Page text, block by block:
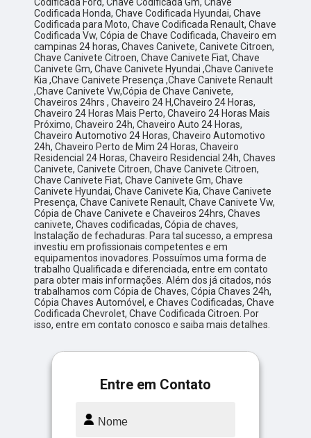
Codificada Ford, Chave Codificada Gm, Chave
Codificada Honda, Chave Codificada Hyundai, Chave
Codificada para Moto, Chave Codificada Renault, Chave
Codificada Vw, Cópia de Chave Codificada, Chaveiro em
campinas 24 horas, Chaves Canivete, Canivete Citroen,
Chave Canivete Citroen, Chave Canivete Fiat, Chave
Canivete Gm, Chave Canivete Hyundai ,Chave Canivete
Kia ,Chave Canivete Presença ,Chave Canivete Renault
,Chave Canivete Vw,Cópia de Chave Canivete,
Chaveiros 24hrs , Chaveiro 24 H,Chaveiro 24 Horas,
Chaveiro 24 Horas Mais Perto, Chaveiro 24 Horas Mais
Próximo, Chaveiro 24h, Chaveiro Auto 24 Horas,
Chaveiro Automotivo 24 Horas, Chaveiro Automotivo
24h, Chaveiro Perto de Mim 24 Horas, Chaveiro
Residencial 24 Horas, Chaveiro Residencial 24h, Chaves
Canivete, Canivete Citroen, Chave Canivete Citroen,
Chave Canivete Fiat, Chave Canivete Gm, Chave
Canivete Hyundai, Chave Canivete Kia, Chave Canivete
Presença, Chave Canivete Renault, Chave Canivete Vw,
Cópia de Chave Canivete e Chaveiros 24hrs, Chaves
canivete, Chaves codificadas, Cópia de chaves,
Instalação de fechaduras. Para tal sucesso, a empresa
investiu em profissionais competentes e em
equipamentos inovadores. Possuímos uma forma de
trabalho Qualificada e diferenciada, entre em contato
para obter mais informações. Além dos já citados, nós
trabalhamos com Cópia de Chaves, Cópia Chaves 24h,
Cópia Chaves Automóvel, e Chaves Codificadas, Chave
Codificada Chevrolet, Chave Codificada Citroen. Por
isso, entre em contato conosco e saiba mais detalhes.
Entre em Contato